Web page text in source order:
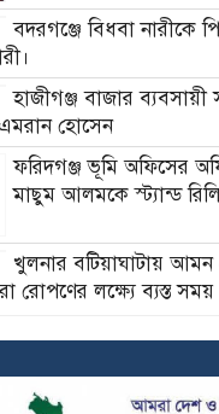
বদরগঞ্জে বিধবা নারীকে
হাজীগঞ্জ বাজার
এমরান হোসেন
ফরিদগঞ্জ ভূমি অফিসের
মাছুম আলমকে স্ট্যান্ড
খুলনার বটিয়াঘাটায়
রোপণের লক্ষ্যে ব্যস্ত